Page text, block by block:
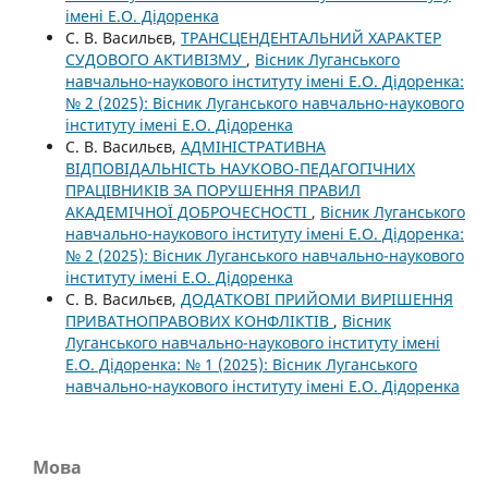
імені Е.О. Дідоренка
С. В. Васильєв, ТРАНСЦЕНДЕНТАЛЬНИЙ ХАРАКТЕР
СУДОВОГО АКТИВІЗМУ , Вісник Луганського
навчально-наукового інституту імені Е.О. Дідоренка:
№ 2 (2025): Вісник Луганського навчально-наукового
інституту імені Е.О. Дідоренка
С. В. Васильєв, АДМІНІСТРАТИВНА
ВІДПОВІДАЛЬНІСТЬ НАУКОВО-ПЕДАГОГІЧНИХ
ПРАЦІВНИКІВ ЗА ПОРУШЕННЯ ПРАВИЛ
АКАДЕМІЧНОЇ ДОБРОЧЕСНОСТІ , Вісник Луганського
навчально-наукового інституту імені Е.О. Дідоренка:
№ 2 (2025): Вісник Луганського навчально-наукового
інституту імені Е.О. Дідоренка
С. В. Васильєв, ДОДАТКОВІ ПРИЙОМИ ВИРІШЕННЯ
ПРИВАТНОПРАВОВИХ КОНФЛІКТІВ , Вісник
Луганського навчально-наукового інституту імені
Е.О. Дідоренка: № 1 (2025): Вісник Луганського
навчально-наукового інституту імені Е.О. Дідоренка
Мова